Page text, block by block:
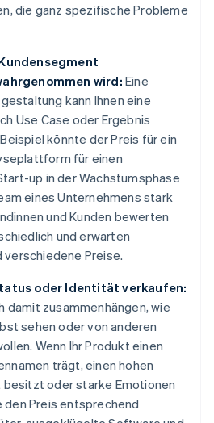
die ganz spezifische Probleme
wird: Eine
kann Ihnen eine
Use Case oder Ergebnis
könnte der Preis für ein
für einen
up in der Wachstumsphase
eines Unternehmens stark
und Kunden bewerten
und erwarten
Preise.
oder Identität verkaufen:
damit zusammenhängen, wie
sehen oder von anderen
Wenn Ihr Produkt einen
trägt, einen hohen
oder starke Emotionen
den Preis entsprechend